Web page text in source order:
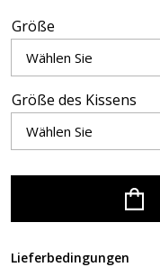
Größe
Größe des Kissens
Lieferbedingungen